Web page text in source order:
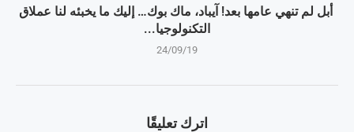
أبل لم تنهي عامها بعد! آيباد، ماك بوك… إليك ما يخبئه لنا عملاق
التكنولوجيا...
24/09/19
اترك تعليقًا